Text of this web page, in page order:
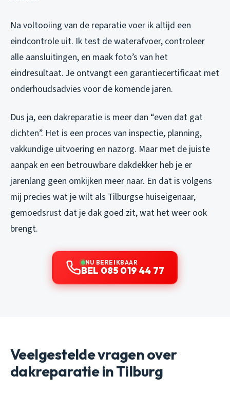
Na voltooiing van de reparatie voer ik altijd een
eindcontrole uit. Ik test de waterafvoer, controleer
alle aansluitingen, en maak foto’s van het
eindresultaat. Je ontvangt een garantiecertificaat met
onderhoudsadvies voor de komende jaren.
Dus ja, een dakreparatie is meer dan “even dat gat
dichten”. Het is een proces van inspectie, planning,
vakkundige uitvoering en nazorg. Maar met de juiste
aanpak en een betrouwbare dakdekker heb je er
jarenlang geen omkijken meer naar. En dat is volgens
mij precies wat je wilt als Tilburgse huiseigenaar,
gemoedsrust dat je dak goed zit, wat het weer ook
brengt.
NU BEREIKBAAR
BEL 085 019 44 77
Veelgestelde vragen over
dakreparatie in Tilburg